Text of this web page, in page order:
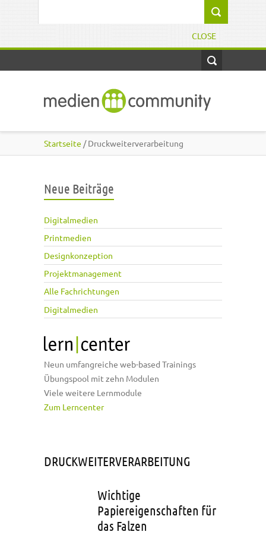
CLOSE
Startseite / Druckweiterverarbeitung
Neue Beiträge
Digitalmedien
Printmedien
Designkonzeption
Projektmanagement
Alle Fachrichtungen
Digitalmedien
Neun umfangreiche web-based Trainings
Übungspool mit zehn Modulen
Viele weitere Lernmodule
Zum Lerncenter
DRUCKWEITERVERARBEITUNG
Wichtige
Papiereigenschaften für
das Falzen